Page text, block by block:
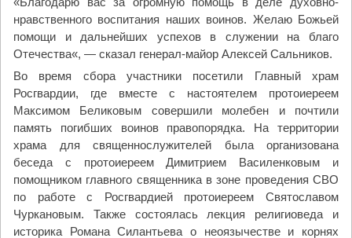
нравственного воспитания наших воинов. Желаю Божьей
помощи и дальнейших успехов в служении на благо
Отечества«, — сказал генерал-майор Алексей Сальников.
Во время сбора участники посетили Главный храм
Росгвардии, где вместе с настоятелем протоиереем
Максимом Беликовым совершили молебен и почтили
память погибших воинов правопорядка. На территории
храма для священнослужителей была организована
беседа с протоиереем Димитрием Василенковым и
помощником главного священника в зоне проведения СВО
по работе с Росгвардией протоиереем Святославом
Чуркановым. Также состоялась лекция религиоведа и
историка Романа Силантьева о неоязычестве и корнях